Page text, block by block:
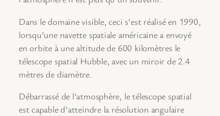
Dans le domaine visible, ceci s’est réalisé en 1990,
lorsqu’une navette spatiale américaine a envoyé
en orbite à une altitude de 600 kilomètres le
télescope spatial Hubble, avec un miroir de 2.4
mètres de diamètre.
Débarrassé de l’atmosphère, le télescope spatial
est capable d’atteindre la résolution angulaire